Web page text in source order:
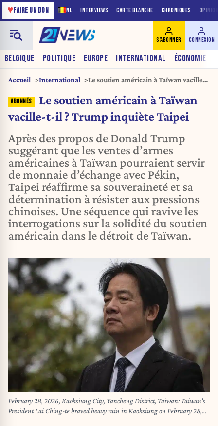
NL INTERVIEWS CARTE BLANCHE CHRONIQUES
♥FAIRE UN DON
BELGIQUE POLITIQUE EUROPE INTERNATIONAL ÉCONOMIE
S'ABONNER CONNEXION
Accueil International
Le soutien américain à Taïwan vacille-
Le soutien américain à Taïwan
vacille-t-il ? Trump inquiète Taipei
Après des propos de Donald Trump
suggérant que les ventes d’armes
américaines à Taïwan pourraient servir
de monnaie d’échange avec Pékin,
Taipei réaffirme sa souveraineté et sa
détermination à résister aux pressions
chinoises. Une séquence qui ravive les
interrogations sur la solidité du soutien
américain dans le détroit de Taïwan.
February 28, 2026, Kaohsiung City, Yancheng District, Taiwan: Taiwan's
President Lai Ching-te braved heavy rain in Kaohsiung on February 28,
2026, to attend the 79th anniversary ceremony commemorating the 228